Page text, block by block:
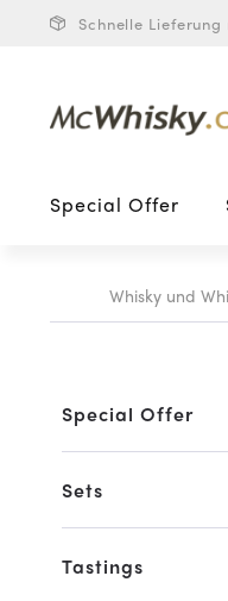
Schnelle Lieferung
Special Offer
Whisky und
Special Offer
Sets
Tastings